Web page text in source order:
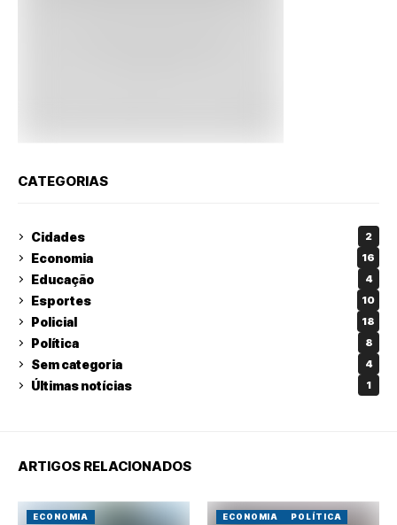
CATEGORIAS
Cidades 2
Economia 16
Educação 4
Esportes 10
Policial 18
Política 8
Sem categoria 4
Últimas notícias 1
ARTIGOS RELACIONADOS
ECONOMIA ECONOMIA POLÍTICA